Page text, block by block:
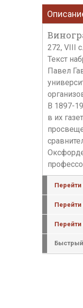
272, VIII
Текст
Павел
В 1897-
в их
Перейти
Быстрый